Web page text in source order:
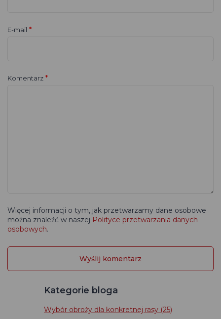
E-mail *
Komentarz *
Więcej informacji o tym, jak przetwarzamy dane osobowe
można znaleźć w naszej Polityce przetwarzania danych
osobowych.
Kategorie bloga
Wybór obroży dla konkretnej rasy (25)